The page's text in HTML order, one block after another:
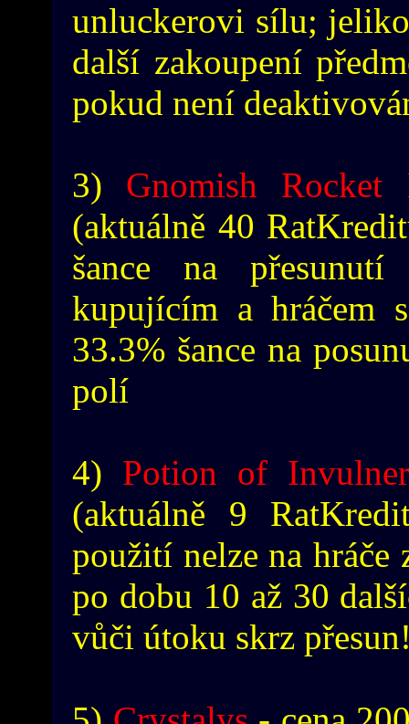
unluckerovi sílu;
další zakoupení
pokud není
3) Gnomish Rocket
(aktuálně 40
šance na
kupujícím a hráčem
33.3% šance na
polí
4) Potion of
(aktuálně 9
použití nelze na
po dobu 10 až 30
vůči útoku skrz